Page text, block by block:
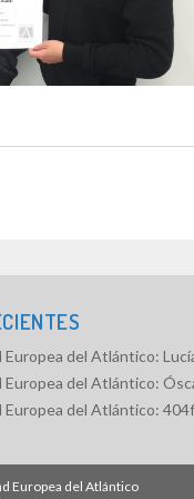
del Atlántico:
del Atlántico:
Europea del Atlántico:
Europea del Atlántico